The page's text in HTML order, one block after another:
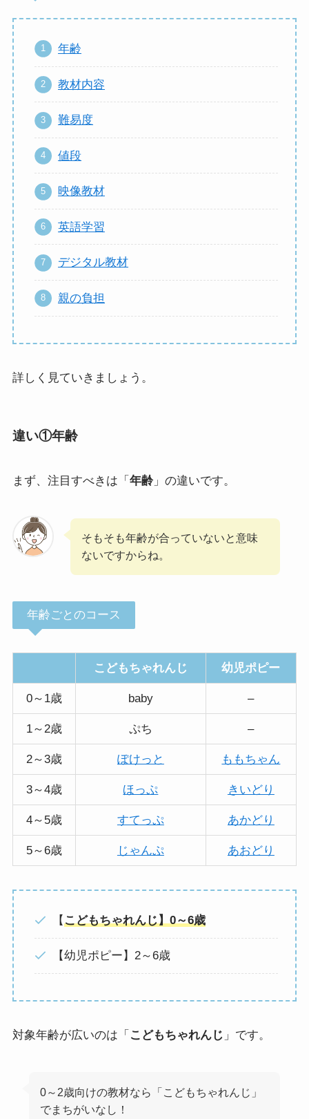
年齢
教材内容
難易度
値段
映像教材
英語学習
デジタル教材
親の負担
詳しく見ていきましょう。
違い①年齢
まず、注目すべきは「 年齢」の違いです。
そもそも年齢が合っていないと意味
ないですからね。
年齢ごとのコース
こどもちゃれんじ 幼児ポピー
0～1歳 baby –
1～2歳 ぷち –
2～3歳 ぽけっと ももちゃん
3～4歳 ほっぷ きいどり
4～5歳 すてっぷ あかどり
5～6歳 じゃんぷ あおどり
【 こどもちゃれんじ】0～6歳
【幼児ポピー】2～6歳
対象年齢が広いのは「 こどもちゃれんじ 」です。
0～2歳向けの教材なら「こどもちゃれんじ」
でまちがいなし！